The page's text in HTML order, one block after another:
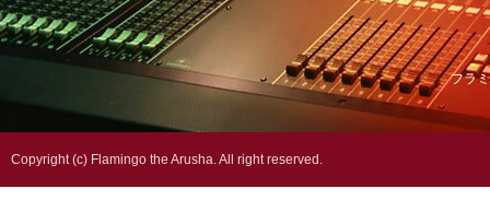
フラ
Copyright (c) Flamingo the Arusha. All right reserved.